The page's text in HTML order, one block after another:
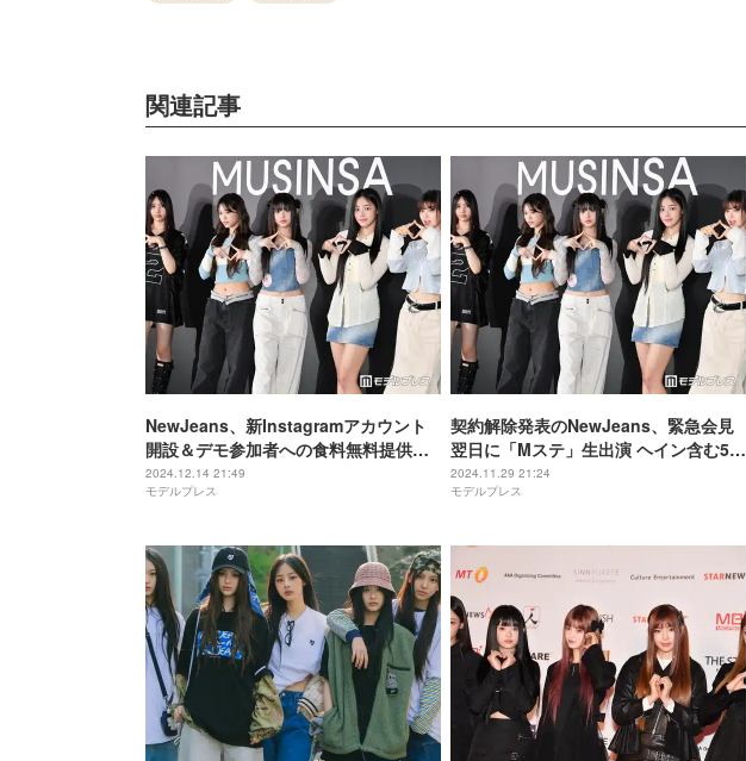
関連記事
NewJeans、新Instagramアカウント
開設＆デモ参加者への食料無料提供を
発表 ミン・ヒジン氏も「いいね」
2024.12.14 21:49
モデルプレス
契約解除発表のNewJeans、緊急会見
翌日に「Mステ」生出演 ヘイン含む5人
で初登場
2024.11.29 21:24
モデルプレス